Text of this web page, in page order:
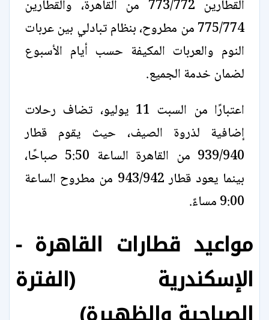
القطارين 773/772 من القاهرة، والقطارين
775/774 من مطروح، بنظام تبادلي بين عربات
النوم والعربات المكيفة حسب أيام الأسبوع
لضمان خدمة الجميع.
اعتبارًا من السبت 11 يوليو، تضاف رحلات
إضافية لذروة الصيف، حيث يقوم قطار
939/940 من القاهرة الساعة 5:50 صباحًا،
بينما يعود قطار 943/942 من مطروح الساعة
9:00 مساءً.
مواعيد قطارات القاهرة -
الإسكندرية (الفترة